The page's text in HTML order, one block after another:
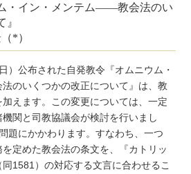
・イン・メンテム――教会法のい
』
*）
公布された自発教令『オムニウム・
のいくつかの改正について』は、教
えます。この変更については、一定
関と司教協議会が検討を行いまし
題にかかわります。すなわち、一つ
定めた教会法の条文を、『カトリッ
1581）の対応する文言に合わせるこ